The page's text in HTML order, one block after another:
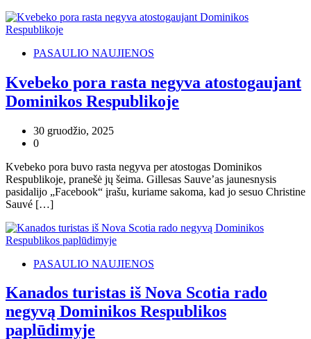
PASAULIO NAUJIENOS
Kvebeko pora rasta negyva atostogaujant
Dominikos Respublikoje
30 gruodžio, 2025
0
Kvebeko pora buvo rasta negyva per atostogas Dominikos
Respublikoje, pranešė jų šeima. Gillesas Sauve’as jaunesnysis
pasidalijo „Facebook“ įrašu, kuriame sakoma, kad jo sesuo Christine
Sauvé […]
PASAULIO NAUJIENOS
Kanados turistas iš Nova Scotia rado
negyvą Dominikos Respublikos
paplūdimyje